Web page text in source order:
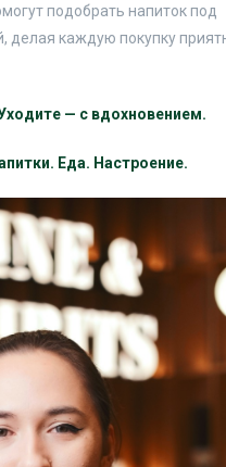
подобрать напиток под
делая каждую покупку
— с вдохновением.
Еда. Настроение.